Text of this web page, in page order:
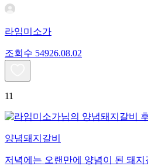
라임미소가
조회수 54926.08.02
11
양념돼지갈비
저녁에는 오랜만에 양념이 된 돼